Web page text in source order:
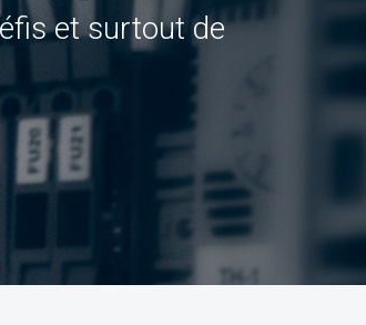
et surtout de